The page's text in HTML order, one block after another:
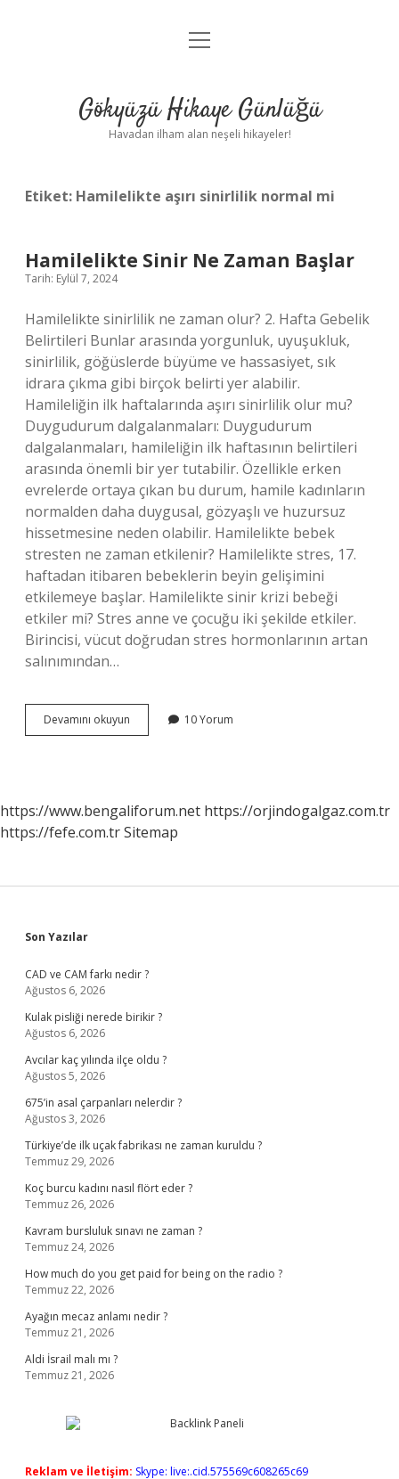
Anasayfa
Yasal Uyarı
menüyü
Gökyüzü Hikaye Günlüğü
Havadan ilham alan neşeli hikayeler!
Etiket: Hamilelikte aşırı sinirlilik normal mi
Hamilelikte Sinir Ne Zaman Başlar
Tarih: Eylül 7, 2024
Hamilelikte sinirlilik ne zaman olur? 2. Hafta Gebelik
Belirtileri Bunlar arasında yorgunluk, uyuşukluk,
sinirlilik, göğüslerde büyüme ve hassasiyet, sık
idrara çıkma gibi birçok belirti yer alabilir.
Hamileliğin ilk haftalarında aşırı sinirlilik olur mu?
Duygudurum dalgalanmaları: Duygudurum
dalgalanmaları, hamileliğin ilk haftasının belirtileri
arasında önemli bir yer tutabilir. Özellikle erken
evrelerde ortaya çıkan bu durum, hamile kadınların
normalden daha duygusal, gözyaşlı ve huzursuz
hissetmesine neden olabilir. Hamilelikte bebek
stresten ne zaman etkilenir? Hamilelikte stres, 17.
haftadan itibaren bebeklerin beyin gelişimini
etkilemeye başlar. Hamilelikte sinir krizi bebeği
etkiler mi? Stres anne ve çocuğu iki şekilde etkiler.
Birincisi, vücut doğrudan stres hormonlarının artan
salınımından…
Devamını okuyun Hamilelikte
Sinir
10 Yorum
https://www.bengaliforum.net https://orjindogalgaz.com.tr
https://fefe.com.trSitemap
Sidebar
Son Yazılar
CAD ve CAM farkı nedir ?
Ağustos 6, 2026
Kulak pisliği nerede birikir ?
Ağustos 6, 2026
Avcılar kaç yılında ilçe oldu ?
Ağustos 5, 2026
675’in asal çarpanları nelerdir ?
Ağustos 3, 2026
Türkiye’de ilk uçak fabrikası ne zaman kuruldu ?
Temmuz 29, 2026
Koç burcu kadını nasıl flört eder ?
Temmuz 26, 2026
Kavram bursluluk sınavı ne zaman ?
Temmuz 24, 2026
How much do you get paid for being on the radio ?
Temmuz 22, 2026
Ayağın mecaz anlamı nedir ?
Temmuz 21, 2026
Aldi İsrail malı mı ?
Temmuz 21, 2026
Reklam ve İletişim: Skype: live:.cid.575569c608265c69